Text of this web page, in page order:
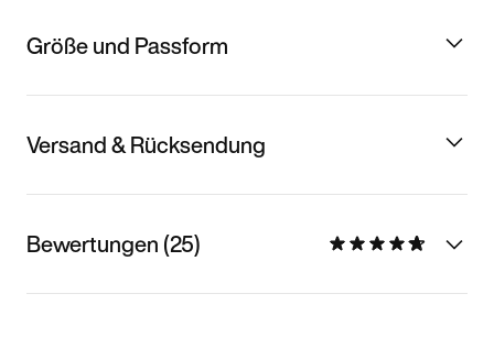
Größe und Passform
Versand & Rücksendung
Bewertungen (25)